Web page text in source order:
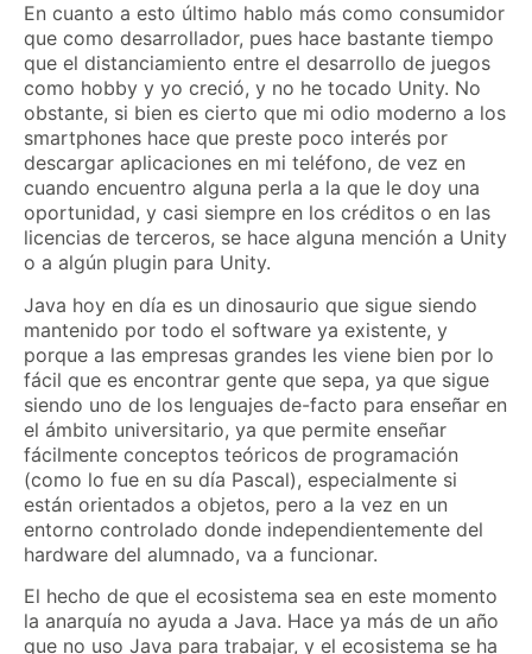
En cuanto a esto último hablo más como consumidor
que como desarrollador, pues hace bastante tiempo
que el distanciamiento entre el desarrollo de juegos
como hobby y yo creció, y no he tocado Unity. No
obstante, si bien es cierto que mi odio moderno a los
smartphones hace que preste poco interés por
descargar aplicaciones en mi teléfono, de vez en
cuando encuentro alguna perla a la que le doy una
oportunidad, y casi siempre en los créditos o en las
licencias de terceros, se hace alguna mención a Unity
o a algún plugin para Unity.
Java hoy en día es un dinosaurio que sigue siendo
mantenido por todo el software ya existente, y
porque a las empresas grandes les viene bien por lo
fácil que es encontrar gente que sepa, ya que sigue
siendo uno de los lenguajes de-facto para enseñar en
el ámbito universitario, ya que permite enseñar
fácilmente conceptos teóricos de programación
(como lo fue en su día Pascal), especialmente si
están orientados a objetos, pero a la vez en un
entorno controlado donde independientemente del
hardware del alumnado, va a funcionar.
El hecho de que el ecosistema sea en este momento
la anarquía no ayuda a Java. Hace ya más de un año
que no uso Java para trabajar, y el ecosistema se ha